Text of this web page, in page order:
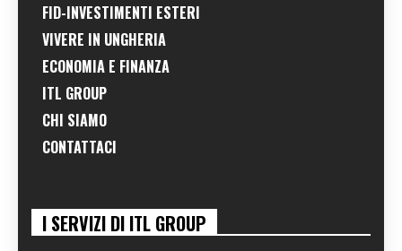
FID-INVESTIMENTI ESTERI
VIVERE IN UNGHERIA
ECONOMIA E FINANZA
ITL GROUP
CHI SIAMO
CONTATTACI
I SERVIZI DI ITL GROUP